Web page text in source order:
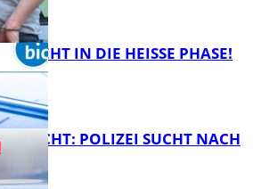
GEHT IN DIE HEISSE PHASE!
POLIZEI SUCHT NACH